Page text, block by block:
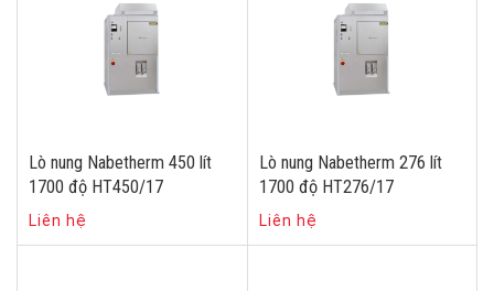
Lò nung Nabetherm 450 lít
1700 độ HT450/17
Liên hệ
Lò nung Nabetherm 276 lít
1700 độ HT276/17
Liên hệ